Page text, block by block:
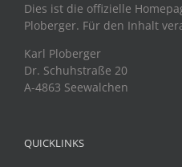
Dies ist die offizielle
Ploberger. Für den Inhalt
Karl Ploberger
Dr. Schuhstraße 20
A-4863 Seewalchen
QUICKLINKS